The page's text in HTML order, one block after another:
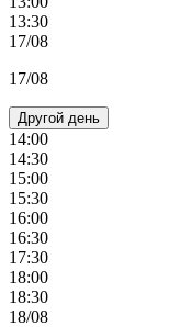
13:30
17/08
17/08
Другой день
14:00
14:30
15:00
15:30
16:00
16:30
17:30
18:00
18:30
18/08